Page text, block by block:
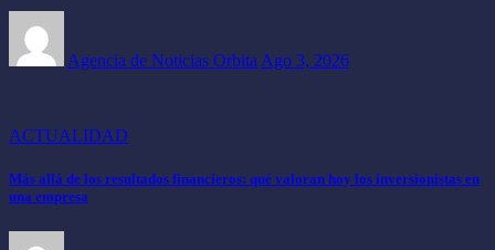
Agencia de Noticias Orbita Ago 3, 2026
ACTUALIDAD
Más allá de los resultados financieros: qué valoran hoy los inversionistas en
una empresa